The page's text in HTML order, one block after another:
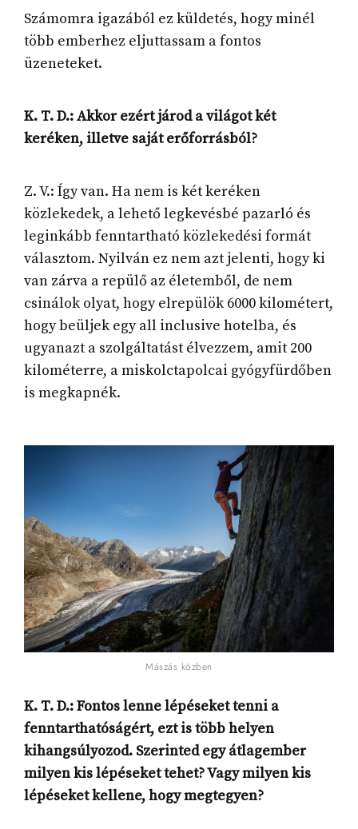
Számomra igazából ez küldetés, hogy minél
több emberhez eljuttassam a fontos
üzeneteket.
K. T. D.: Akkor ezért járod a világot két
keréken, illetve saját erőforrásból?
Z. V.: Így van. Ha nem is két keréken
közlekedek, a lehető legkevésbé pazarló és
leginkább fenntartható közlekedési formát
választom. Nyilván ez nem azt jelenti, hogy ki
van zárva a repülő az életemből, de nem
csinálok olyat, hogy elrepülök 6000 kilométert,
hogy beüljek egy all inclusive hotelba, és
ugyanazt a szolgáltatást élvezzem, amit 200
kilométerre, a miskolctapolcai gyógyfürdőben
is megkapnék.
Mászás közben
K. T. D.:Fontos lenne lépéseket tenni a
fenntarthatóságért, ezt is több helyen
kihangsúlyozod. Szerinted egy átlagember
milyen kis lépéseket tehet? Vagy milyen kis
lépéseket kellene, hogy megtegyen?